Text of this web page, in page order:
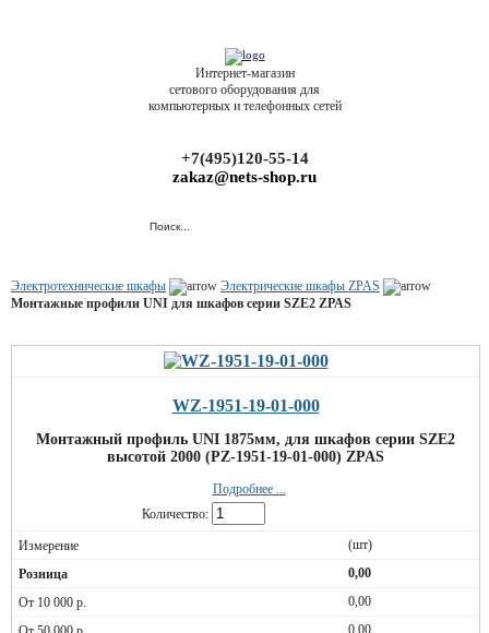
Интернет-магазин
сетового оборудования для
компьютерных и телефонных сетей
+7(495)120-55-14
zakaz@nets-shop.ru
Электротехнические шкафы
Электрические шкафы ZPAS
Монтажные профили UNI для шкафов серии SZE2 ZPAS
WZ-1951-19-01-000
Монтажный профиль UNI 1875мм, для шкафов серии SZE2
высотой 2000 (PZ-1951-19-01-000) ZPAS
Подробнее ...
Количество:
(шт)
0,00
0,00
0,00